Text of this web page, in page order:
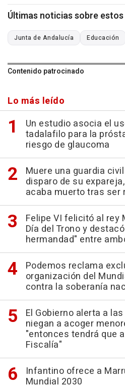
Últimas noticias sobre
Junta de Andalucía Educación
Contenido patrocinado
Lo más leído
Un estudio asocia el
tadalafilo para la
riesgo de glaucoma
Muere una guardia
disparo de su
acaba muerto tras ser
Felipe VI felicitó al rey
Día del Trono y
hermandad" entre
Podemos reclama
organización del
contra la soberanía
El Gobierno alerta a
niegan a acoger
"entonces tendrá que
Fiscalía"
Infantino ofrece a
Mundial 2030